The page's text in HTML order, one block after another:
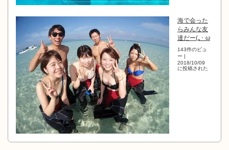
海で会った
らみんな友
達だー(｡･ ω
143件のビュ
ー |
2018/10/09
に投稿された